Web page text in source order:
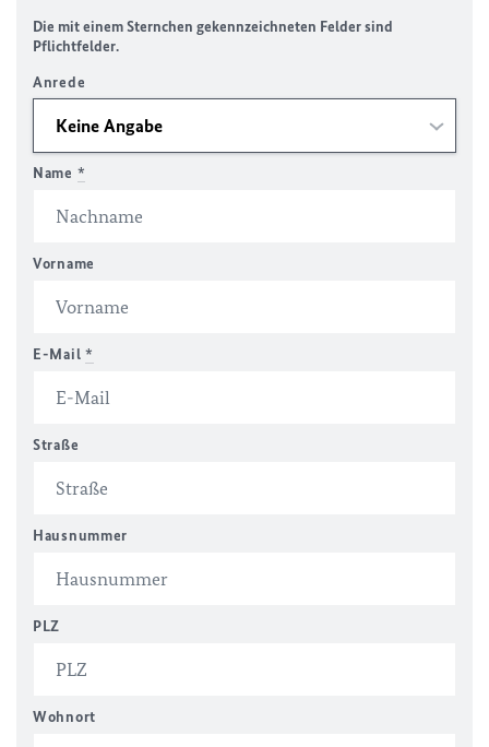
Die mit einem Sternchen gekennzeichneten Felder sind
Pflichtfelder.
Anrede
Name *
Vorname
E-Mail *
Straße
Hausnummer
PLZ
Wohnort